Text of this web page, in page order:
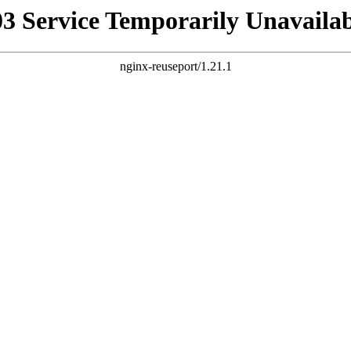
Service Temporarily
nginx-reuseport/1.21.1